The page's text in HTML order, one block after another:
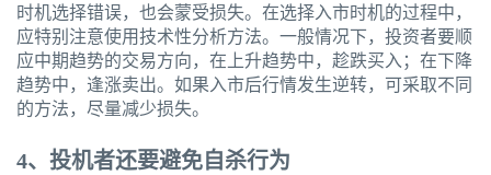
时机选择错误，也会蒙受损失。在选择入市时机的过程中，
应特别注意使用技术性分析方法。一般情况下，投资者要顺
应中期趋势的交易方向，在上升趋势中，趁跌买入；在下降
趋势中，逢涨卖出。如果入市后行情发生逆转，可采取不同
的方法，尽量减少损失。
4、投机者还要避免自杀行为